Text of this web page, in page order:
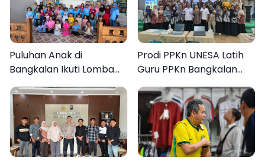
Puluhan Anak di
Bangkalan Ikuti Lomba
Mewarnai Bertema
Liburan Keluarga
Prodi PPKn UNESA Latih
Guru PPKn Bangkalan
dengan Pembelajaran
Inovasi Teknologi